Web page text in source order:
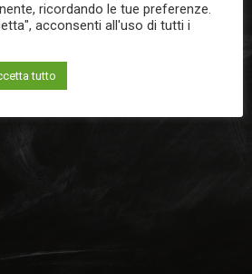
ricordando le tue preferenze.
acconsenti all'uso di tutti i
tutto